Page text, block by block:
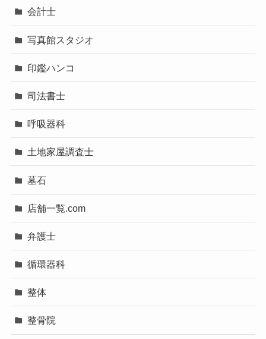
会計士
写真館スタジオ
印鑑ハンコ
司法書士
呼吸器科
土地家屋調査士
墓石
店舗一覧.com
弁護士
循環器科
整体
整骨院